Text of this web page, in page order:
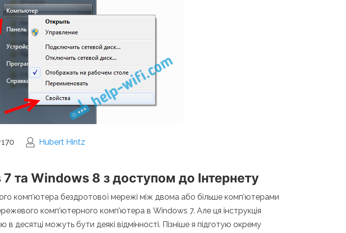
170 Hubert Hintz
Windows 8 з доступом до Інтернету
комп'ютера бездротової мережі між двома або більше комп'ютерами
комп'ютерного комп'ютера в Windows 7. Але ця інструкція
можуть бути деякі відмінності. Пізніше я підготую окрему